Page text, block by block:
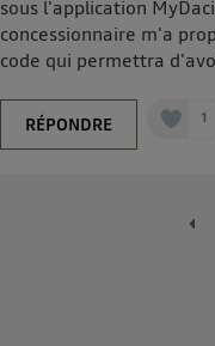
sous l'application
concessionnaire m'a
code qui permettra
RÉPONDRE 1